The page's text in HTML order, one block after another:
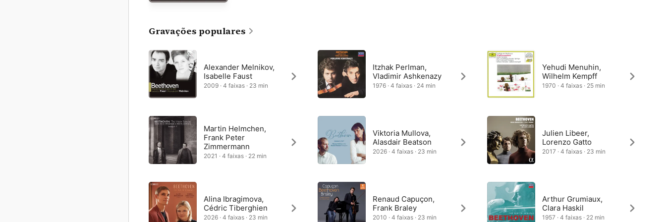
Gravações populares
Alexander Melnikov,
Isabelle Faust
2009 · 4 faixas · 23 min
Martin Helmchen,
Frank Peter
Zimmermann
2021 · 4 faixas · 22 min
Alina Ibragimova,
Cédric Tiberghien
2026 · 4 faixas · 23 min
Itzhak Perlman,
Vladimir Ashkenazy
1976 · 4 faixas · 24 min
Viktoria Mullova,
Alasdair Beatson
2026 · 4 faixas · 23 min
Renaud Capuçon,
Frank Braley
2010 · 4 faixas · 23 min
Yehudi Menuhin,
Wilhelm Kempff
1970 · 4 faixas · 25 min
Julien Libeer,
Lorenzo Gatto
2017 · 4 faixas · 23 min
Arthur Grumiaux,
Clara Haskil
1957 · 4 faixas · 22 min